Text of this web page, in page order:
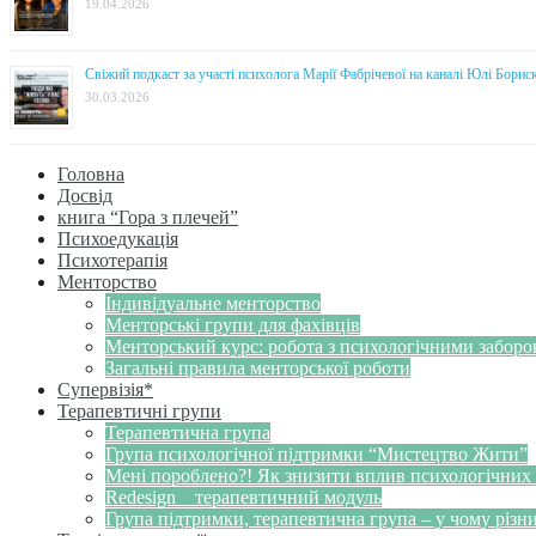
19.04.2026
Свіжий подкаст за участі психолога Марії Фабрічевої на каналі Юлі
30.03.2026
Головна
Досвід
книга “Гора з плечей”
Психоедукація
Психотерапія
Менторство
Індивідуальне менторство
Менторські групи для фахівців
Менторський курс: робота з психологічними
Загальні правила менторської роботи
Супервізія*
Терапевтичні групи
Терапевтична група
Група психологічної підтримки “Мистецтво Жити”
Мені пороблено?! Як знизити вплив психологічних
Redesign _ терапевтичний модуль
Група підтримки, терапевтична група – у чому